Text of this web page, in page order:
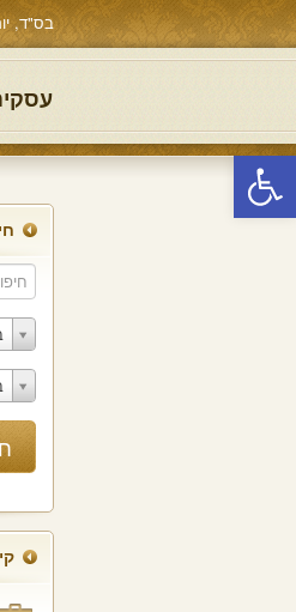
פתח סרגל נגישות
בס"ד,